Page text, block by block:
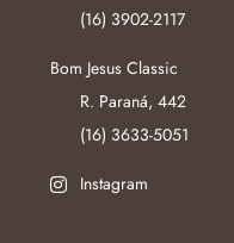
(16) 3902-2117
Bom Jesus Classic
R. Paraná, 442
(16) 3633-5051
Instagram